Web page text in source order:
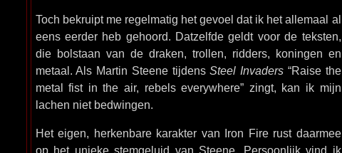
Toch bekruipt me regelmatig het gevoel dat ik het allemaal al
eens eerder heb gehoord. Datzelfde geldt voor de teksten,
die bolstaan van de draken, trollen, ridders, koningen en
metaal. Als Martin Steene tijdensSteel Invaders “Raise the
metal fist in the air, rebels everywhere” zingt, kan ik mijn
lachen niet bedwingen.
Het eigen, herkenbare karakter van Iron Fire rust daarmee
op het unieke stemgeluid van Steene. Persoonlijk vind ik